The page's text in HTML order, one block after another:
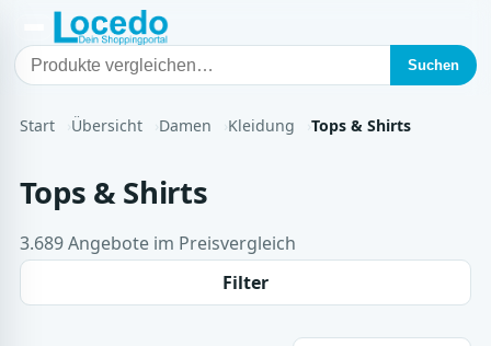
Suchen
Start Übersicht Damen Kleidung Tops & Shirts
Tops & Shirts
3.689 Angebote im Preisvergleich
Filter